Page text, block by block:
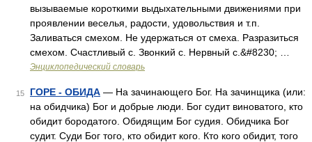
вызываемые короткими выдыхательными движениями при
проявлении веселья, радости, удовольствия и т.п.
Заливаться смехом. Не удержаться от смеха. Разразиться
смехом. Счастливый с. Звонкий с. Нервный с.&#8230; …
Энциклопедический словарь
15 ГОРЕ - ОБИДА — На зачинающего Бог. На зачинщика (или:
на обидчика) Бог и добрые люди. Бог судит виноватого, кто
обидит бородатого. Обидящим Бог судия. Обидчика Бог
судит. Суди Бог того, кто обидит кого. Кто кого обидит, того